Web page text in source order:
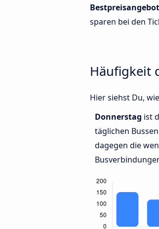
Bestpreisangebot
sparen bei den
Häufigkeit
Hier siehst Du,
Donnerstag ist
täglichen
dagegen die